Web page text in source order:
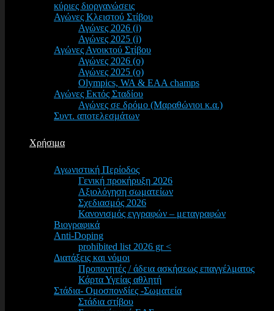
κύριες διοργανώσεις
Αγώνες Κλειστού Στίβου
Αγώνες 2026 (i)
Αγώνες 2025 (i)
Αγώνες Ανοικτού Στίβου
Αγώνες 2026 (o)
Αγώνες 2025 (o)
Olympics, WA & EAA champs
Αγώνες Εκτός Σταδίου
Αγώνες σε δρόμο (Μαραθώνιοι κ.α.)
Συντ. αποτελεσμάτων
Χρήσιμα
Αγωνιστική Περίοδος
Γενική προκήρυξη 2026
Αξιολόγηση σωματείων
Σχεδιασμός 2026
Κανονισμός εγγραφών – μεταγραφών
Βιογραφικά
Anti-Doping
prohibited list 2026 gr <
Διατάξεις και νόμοι
Προπονητές / άδεια ασκήσεως επαγγέλματος
Κάρτα Υγείας αθλητή
Στάδια- Ομοσπονδίες -Σωματεία
Στάδια στίβου